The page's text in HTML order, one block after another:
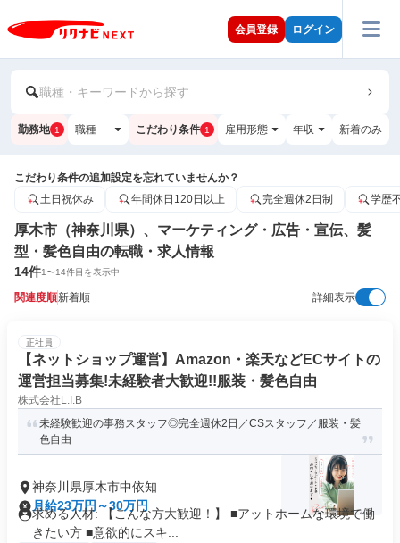
会員登録 ログイン
職種・キーワードから探す
勤務地 1 職種 こだわり条件 1 雇用形態 年収 新着のみ
こだわり条件の追加設定を忘れていませんか？
土日祝休み
年間休日120日以上 完全週休2日制 学歴
厚木市（神奈川県）、マーケティング・広告・宣伝、髪
型・髪色自由の転職・求人情報
14件1〜14件目を表示中
関連度順新着順 詳細表示
正社員
【ネットショップ運営】Amazon・楽天などECサイトの
運営担当募集!未経験者大歓迎!!服装・髪色自由
株式会社L.I.B
未経験歓迎の事務スタッフ◎完全週休2日／CSスタッフ／服装・髪
色自由
神奈川県厚木市中依知
月給23万円～30万円
求める人材: 【こんな方大歓迎！】 ■アットホームな環境で働
きたい方 ■意欲的にスキ...